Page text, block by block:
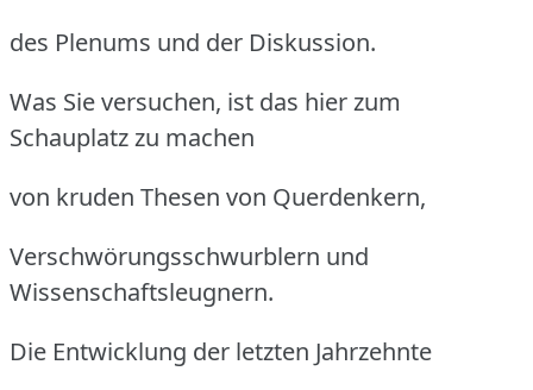
des Plenums und der Diskussion.
Was Sie versuchen, ist das hier zum
Schauplatz zu machen
von kruden Thesen von Querdenkern,
Verschwörungsschwurblern und
Wissenschaftsleugnern.
Die Entwicklung der letzten Jahrzehnte